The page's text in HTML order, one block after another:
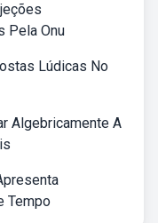
Pela Onu
Lúdicas No
Algebricamente A
Tempo